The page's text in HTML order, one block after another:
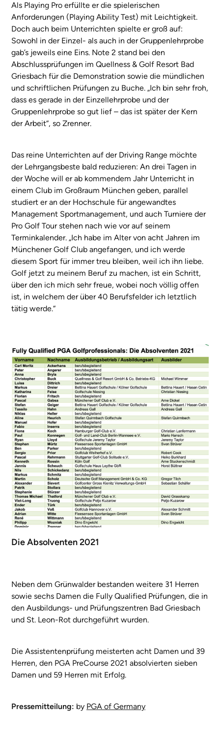
Als Playing Pro erfüllte er die spielerischen
Anforderungen (Playing Ability Test) mit Leichtigkeit.
Doch auch beim Unterrichten spielte er groß auf:
Sowohl in der Einzel- als auch in der Gruppenlehrprobe
gab’s jeweils eine Eins. Note 2 stand bei den
Abschlussprüfungen im Quellness & Golf Resort Bad
Griesbach für die Demonstration sowie die mündlichen
und schriftlichen Prüfungen zu Buche. „Ich bin sehr froh,
dass es gerade in der Einzellehrprobe und der
Gruppenlehrprobe so gut lief – das ist später der Kern
der Arbeit“, so Zrenner.
Das reine Unterrichten auf der Driving Range möchte
der Lehrgangsbeste bald reduzieren: An drei Tagen in
der Woche will er ab kommendem Jahr Unterricht in
einem Club im Großraum München geben, parallel
studiert er an der Hochschule für angewandtes
Management Sportmanagement, und auch Turniere der
Pro Golf Tour stehen nach wie vor auf seinem
Terminkalender. „Ich habe im Alter von acht Jahren im
Münchener Golf Club angefangen, und ich werde
diesem Sport für immer treu bleiben, weil ich ihn liebe.
Golf jetzt zu meinem Beruf zu machen, ist ein Schritt,
über den ich mich sehr freue, wobei noch völlig offen
ist, in welchem der über 40 Berufsfelder ich letztlich
tätig werde.“
Die Absolventen 2021
Neben dem Grünwalder bestanden weitere 31 Herren
sowie sechs Damen die Fully Qualified Prüfungen, die in
den Ausbildungs- und Prüfungszentren Bad Griesbach
und St. Leon-Rot durchgeführt wurden.
Die Assistentenprüfung meisterten acht Damen und 39
Herren, den PGA PreCourse 2021 absolvierten sieben
Damen und 59 Herren mit Erfolg.
Pressemitteilung: by PGA of Germany